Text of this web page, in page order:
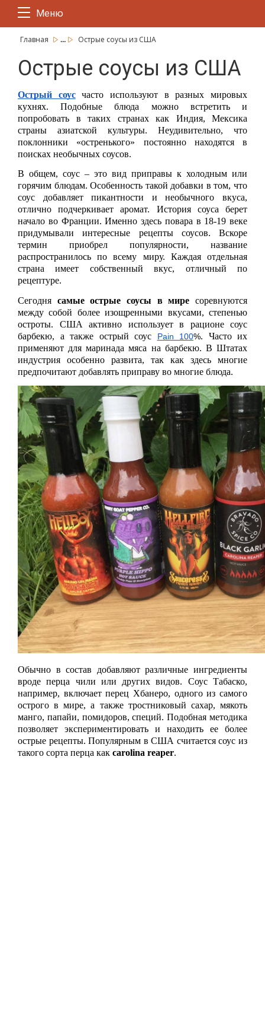
Меню
Главная ... Острые соусы из США
Острые соусы из США
Острый соус часто используют в разных мировых
кухнях. Подобные блюда можно встретить и
попробовать в таких странах как Индия, Мексика
страны азиатской культуры. Неудивительно, что
поклонники «остренького» постоянно находятся в
поисках необычных соусов.
В общем, соус – это вид приправы к холодным или
горячим блюдам. Особенность такой добавки в том, что
соус добавляет пикантности и необычного вкуса,
отлично подчеркивает аромат. История соуса берет
начало во Франции. Именно здесь повара в 18-19 веке
придумывали интересные рецепты соусов. Вскоре
термин приобрел популярности, название
распространилось по всему миру. Каждая отдельная
страна имеет собственный вкус, отличный по
рецептуре.
Сегодня самые острые соусы в мире соревнуются
между собой более изощренными вкусами, степенью
остроты. США активно использует в рационе соус
барбекю, а также острый соус
Pain 100%. Часто их
применяют для маринада мяса на барбекю. В Штатах
индустрия особенно развита, так как здесь многие
предпочитают добавлять приправу во многие блюда.
Обычно в состав добавляют различные ингредиенты
вроде перца чили или других видов. Соус Табаско,
например, включает перец Хбанеро, одного из самого
острого в мире, а также тростниковый сахар, мякоть
манго, папайи, помидоров, специй. Подобная методика
позволяет экспериментировать и находить ее более
острые рецепты. Популярным в США считается соус из
такого сорта перца как carolina reaper.